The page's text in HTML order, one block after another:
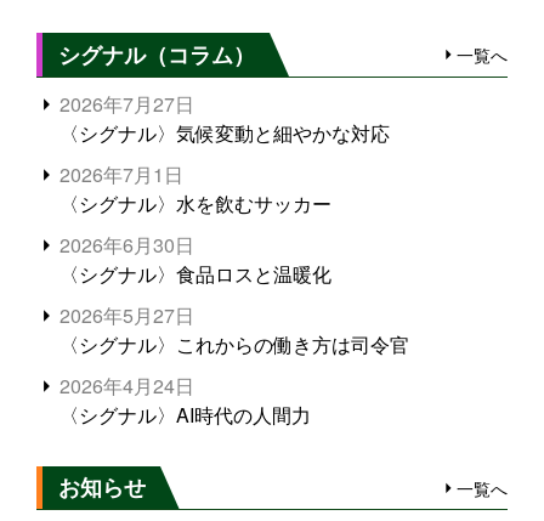
シグナル（コラム） 一覧へ
2026年7月27日
〈シグナル〉気候変動と細やかな対応
2026年7月1日
〈シグナル〉水を飲むサッカー
2026年6月30日
〈シグナル〉食品ロスと温暖化
2026年5月27日
〈シグナル〉これからの働き方は司令官
2026年4月24日
〈シグナル〉AI時代の人間力
お知らせ 一覧へ